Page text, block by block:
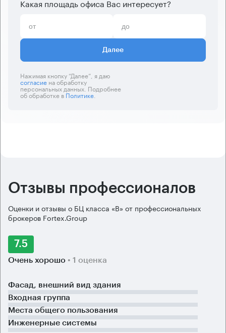
Какая площадь офиса Вас интересует?
Далее
Нажимая кнопку “Далее”, я даю
согласиена обработку
персональных данных. Подробнее
об обработке вПолитике.
Отзывы профессионалов
Оценки и отзывы о БЦ класса «B» от профессиональных
брокеров Fortex.Group
7.5
Очень хорошо • 1 оценка
Фасад, внешний вид здания
Входная группа
Места общего пользования
Инженерные системы